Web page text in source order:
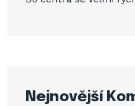
Nejnovější